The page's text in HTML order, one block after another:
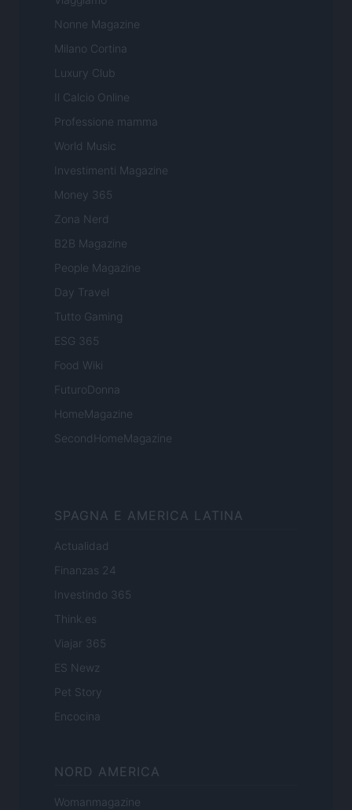
Nonne Magazine
Milano Cortina
Luxury Club
Il Calcio Online
Professione mamma
World Music
Investimenti Magazine
Money 365
Zona Nerd
B2B Magazine
People Magazine
Day Travel
Tutto Gaming
ESG 365
Food Wiki
FuturoDonna
HomeMagazine
SecondHomeMagazine
SPAGNA E AMERICA LATINA
Actualidad
Finanzas 24
Investindo 365
Think.es
Viajar 365
ES Newz
Pet Story
Encocina
NORD AMERICA
Womanmagazine